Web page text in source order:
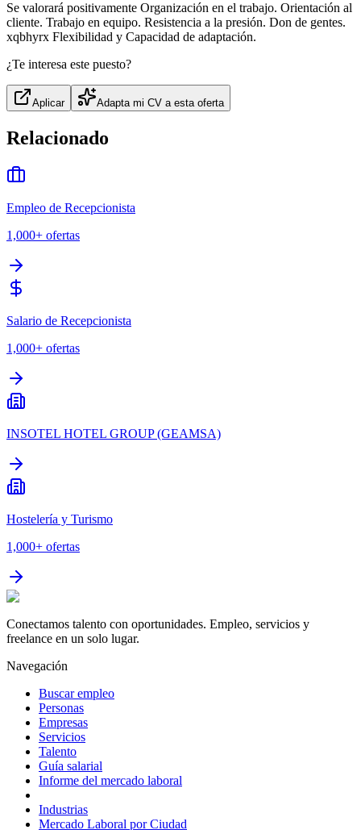
Se valorará positivamente Organización en el trabajo. Orientación al
cliente. Trabajo en equipo. Resistencia a la presión. Don de gentes.
xqbhyrx Flexibilidad y Capacidad de adaptación.
¿Te interesa este puesto?
Aplicar Adapta mi CV a esta oferta
Relacionado
Empleo de Recepcionista
1,000+ ofertas
Salario de Recepcionista
1,000+ ofertas
INSOTEL HOTEL GROUP (GEAMSA)
Hostelería y Turismo
1,000+ ofertas
Conectamos talento con oportunidades. Empleo, servicios y
freelance en un solo lugar.
Navegación
Buscar empleo
Personas
Empresas
Servicios
Talento
Guía salarial
Informe del mercado laboral
Industrias
Mercado Laboral por Ciudad